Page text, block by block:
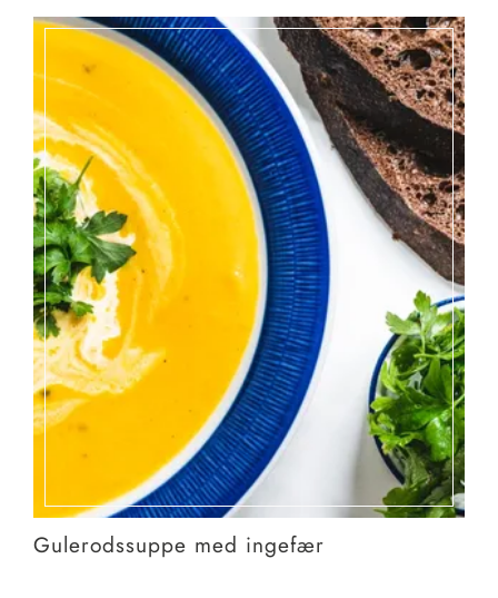
Gulerodssuppe med ingefær